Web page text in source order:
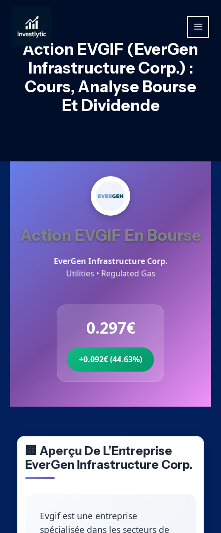
contenu
MAIN
Action EVGIF (EverGen
Infrastructure Corp.) :
Cours, Analyse Bourse
Et Dividende
Action EVGIF En Bourse
EverGen Infrastructure Corp.
Utilities • Regulated Gas
0.297€
+0.092€ (44.63%)
🏢 Aperçu De L’Entreprise
EverGen Infrastructure Corp.
Evgif est une entreprise
spécialisée dans les secteurs de